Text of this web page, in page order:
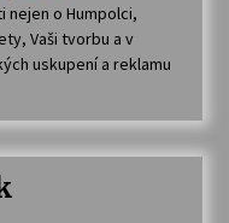
nejen o Humpolci,
Vaši tvorbu a v
uskupení a reklamu